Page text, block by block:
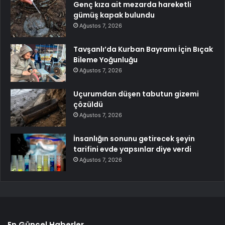
Genç kıza ait mezarda hareketli
gümüş kapak bulundu
Ağustos 7, 2026
Tavşanlı’da Kurban Bayramı İçin Bıçak
Bileme Yoğunluğu
Ağustos 7, 2026
Uçurumdan düşen tabutun gizemi
çözüldü
Ağustos 7, 2026
İnsanlığın sonunu getirecek şeyin
tarifini evde yapsınlar diye verdi
Ağustos 7, 2026